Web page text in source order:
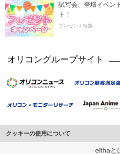
試写会、登壇イベン
ト！
プレゼント特集
オリコングループサイト
クッキーの使用について
このサイトでは Cookie を使用して、ユー
elthaと